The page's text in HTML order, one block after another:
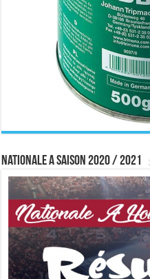
Nationale A saison 2020 / 2021